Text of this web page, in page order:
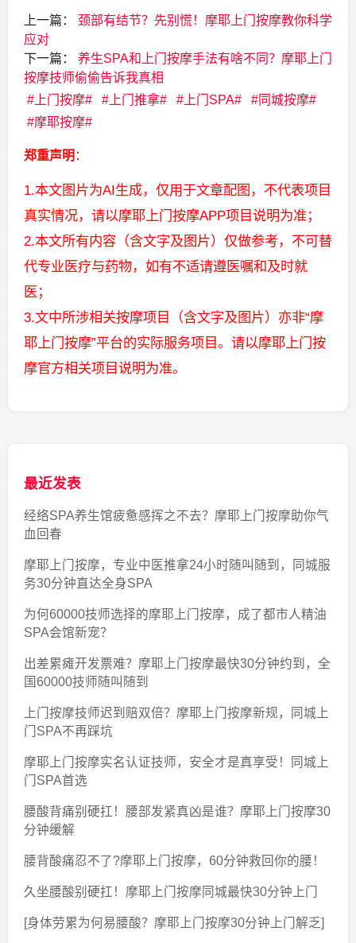
上一篇：
颈部有结节？先别慌！摩耶上门按摩教你科学
应对
下一篇：
养生SPA和上门按摩手法有啥不同？摩耶上门
按摩技师偷偷告诉我真相
上门按摩
上门推拿 上门SPA
同城按摩
摩耶按摩
郑重声明 ：
1.本文图片为AI生成，仅用于文章配图，不代表项目
真实情况，请以摩耶上门按摩APP项目说明为准；
2.本文所有内容（含文字及图片）仅做参考，不可替
代专业医疗与药物，如有不适请遵医嘱和及时就
医；
3.文中所涉相关按摩项目（含文字及图片）亦非“摩
耶上门按摩”平台的实际服务项目。请以摩耶上门按
摩官方相关项目说明为准。
最近发表
经络SPA养生馆疲惫感挥之不去？摩耶上门按摩助你气
血回春
摩耶上门按摩，专业中医推拿24小时随叫随到，同城服
务30分钟直达全身SPA
为何60000技师选择的摩耶上门按摩，成了都市人精油
SPA会馆新宠？
出差累瘫开发票难？摩耶上门按摩最快30分钟约到，全
国60000技师随叫随到
上门按摩技师迟到赔双倍？摩耶上门按摩新规，同城上
门SPA不再踩坑
摩耶上门按摩实名认证技师，安全才是真享受！同城上
门SPA首选
腰酸背痛别硬扛！腰部发紧真凶是谁？摩耶上门按摩30
分钟缓解
腰背酸痛忍不了?摩耶上门按摩，60分钟救回你的腰！
久坐腰酸别硬扛！摩耶上门按摩同城最快30分钟上门
[身体劳累为何易腰酸？摩耶上门按摩30分钟上门解乏]